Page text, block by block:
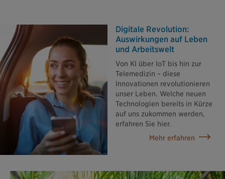
Digitale Revolution:
Auswirkungen auf Leben
und Arbeitswelt
Von KI über IoT bis hin zur
Telemedizin – diese
Innovationen revolutionieren
unser Leben. Welche neuen
Technologien bereits in Kürze
auf uns zukommen werden,
erfahren Sie hier.
Mehr erfahren